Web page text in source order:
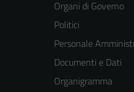
Organi di Governo
Politici
Personale
Documenti e Dati
Organigramma